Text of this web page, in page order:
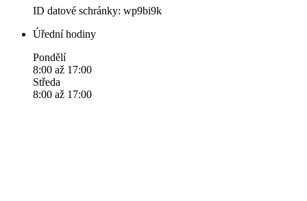
ID datové schránky: wp9bi9k
Úřední hodiny
Pondělí
8:00 až 17:00
Středa
8:00 až 17:00